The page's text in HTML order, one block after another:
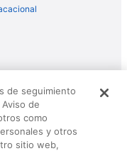
Roaming Gnome
of Travelscape LLC.
de seguimiento
de
como
y otros
sitio web,